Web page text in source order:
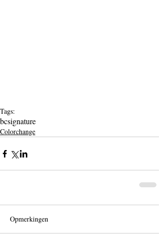
Tags:
bcsignature
Colorchange
Opmerkingen